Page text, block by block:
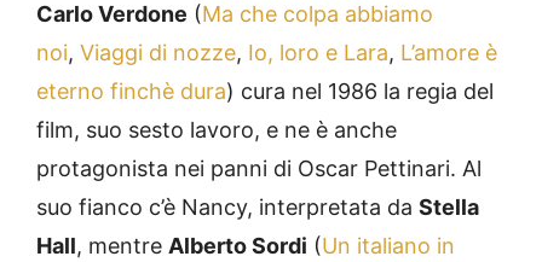
Carlo Verdone (Ma che colpa abbiamo
noi, Viaggi di nozze, Io, loro e Lara, L’amore è
eterno finchè dura) cura nel 1986 la regia del
film, suo sesto lavoro, e ne è anche
protagonista nei panni di Oscar Pettinari. Al
suo fianco c’è Nancy, interpretata da Stella
Hall, mentre Alberto Sordi (Un italiano in